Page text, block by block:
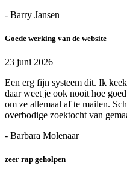
- Barry Jansen
Goede werking van de website
23 juni 2026
Een erg fijn systeem dit. Ik
daar weet je ook nooit hoe
om ze allemaal af te mailen.
overbodige zoektocht van
- Barbara Molenaar
zeer rap geholpen